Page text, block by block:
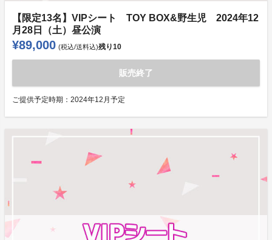
【限定13名】VIPシート TOY BOX&野生児 2024年12
月28日（土）昼公演
¥89,000 (税込/送料込)残り10
販売終了
ご提供予定時期： 2024年12月予定